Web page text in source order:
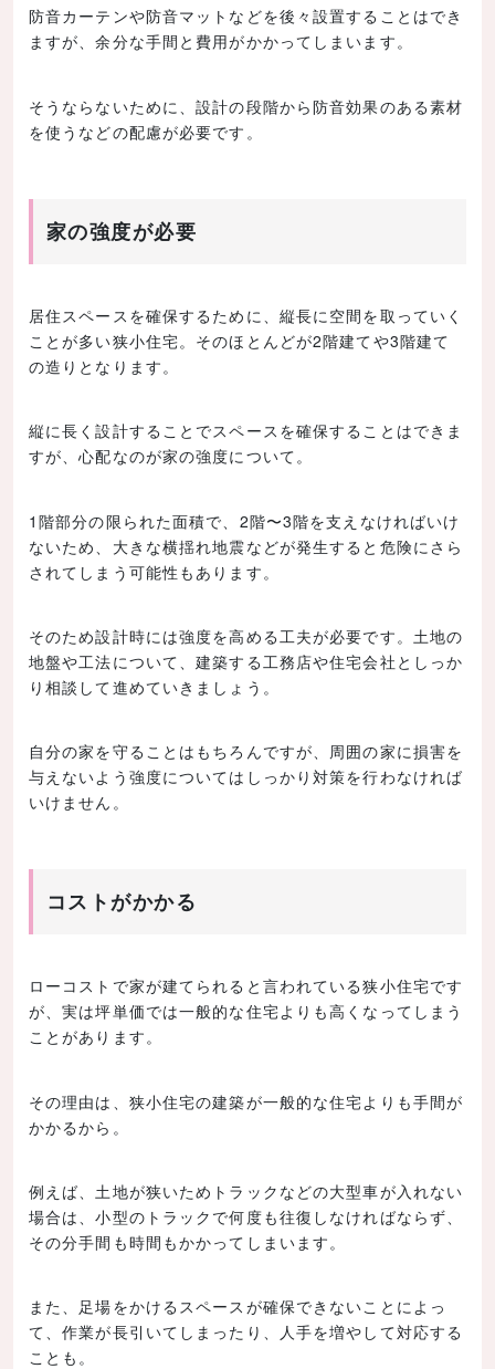
防音カーテンや防音マットなどを後々設置することはでき
ますが、余分な手間と費用がかかってしまいます。
そうならないために、設計の段階から防音効果のある素材
を使うなどの配慮が必要です。
家の強度が必要
居住スペースを確保するために、縦長に空間を取っていく
ことが多い狭小住宅。そのほとんどが2階建てや3階建て
の造りとなります。
縦に長く設計することでスペースを確保することはできま
すが、心配なのが家の強度について。
1階部分の限られた面積で、2階〜3階を支えなければいけ
ないため、大きな横揺れ地震などが発生すると危険にさら
されてしまう可能性もあります。
そのため設計時には強度を高める工夫が必要です。土地の
地盤や工法について、建築する工務店や住宅会社としっか
り相談して進めていきましょう。
自分の家を守ることはもちろんですが、周囲の家に損害を
与えないよう強度についてはしっかり対策を行わなければ
いけません。
コストがかかる
ローコストで家が建てられると言われている狭小住宅です
が、実は坪単価では一般的な住宅よりも高くなってしまう
ことがあります。
その理由は、狭小住宅の建築が一般的な住宅よりも手間が
かかるから。
例えば、土地が狭いためトラックなどの大型車が入れない
場合は、小型のトラックで何度も往復しなければならず、
その分手間も時間もかかってしまいます。
また、足場をかけるスペースが確保できないことによっ
て、作業が長引いてしまったり、人手を増やして対応する
ことも。